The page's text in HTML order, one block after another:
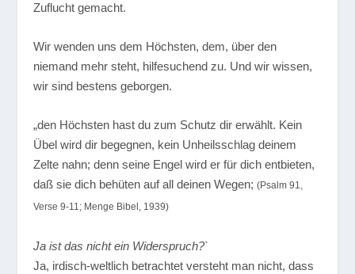
Zuflucht gemacht.
Wir wenden uns dem Höchsten, dem, über den
niemand mehr steht, hilfesuchend zu. Und wir wissen,
wir sind bestens geborgen.
„den Höchsten hast du zum Schutz dir erwählt. Kein
Übel wird dir begegnen, kein Unheilsschlag deinem
Zelte nahn; denn seine Engel wird er für dich entbieten,
daß sie dich behüten auf all deinen Wegen; (Psalm 91,
Verse 9-11; Menge Bibel, 1939)
Ja ist das nicht ein Widerspruch?`
Ja, irdisch-weltlich betrachtet versteht man nicht, dass